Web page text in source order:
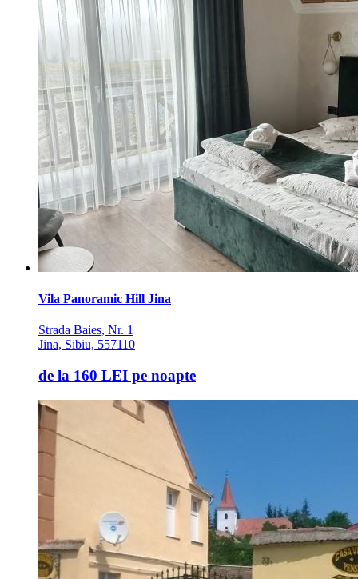
Vila Panoramic Hill Jina
Strada Baies, Nr. 1
Jina, Sibiu, 557110
de la 160 LEI pe noapte